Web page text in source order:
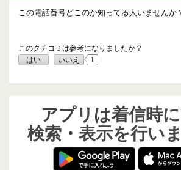
この電話番号どこのか知ってる人いませんか
このクチコミは参考になりましたか？
はい
いいえ 1
アプリは着信時
検索・表示を行い